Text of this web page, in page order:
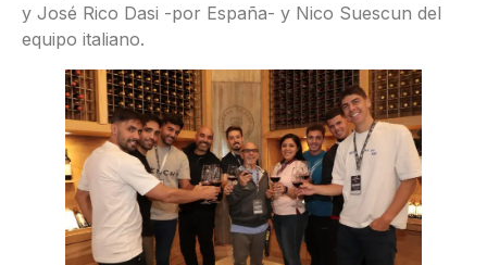
y José Rico Dasi -por España- y Nico Suescun del
equipo italiano.